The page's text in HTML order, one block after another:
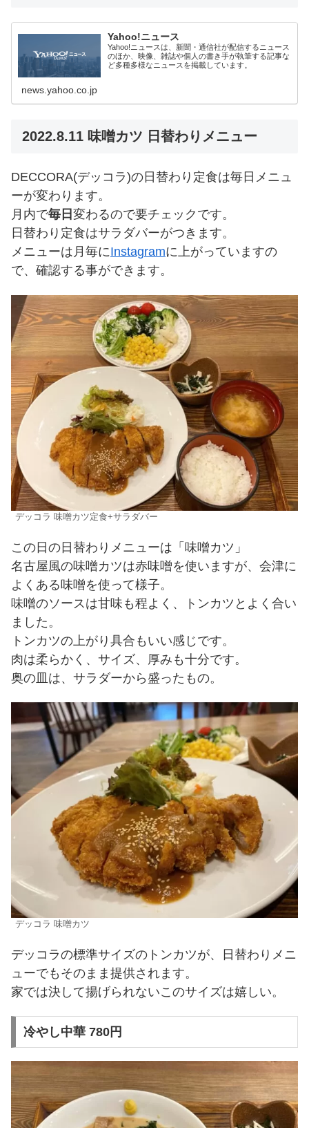
Yahoo!ニュース
Yahoo!ニュースは、新聞・通信社が配信するニュース
のほか、映像、雑誌や個人の書き手が執筆する記事な
ど多種多様なニュースを掲載しています。
news.yahoo.co.jp
2022.8.11 味噌カツ 日替わりメニュー
DECCORA(デッコラ)の日替わり定食は毎日メニュ
ーが変わります。
月内で毎日 変わるので要チェックです。
日替わり定食はサラダバーがつきます。
メニューは月毎にInstagramに上がっていますの
で、確認する事ができます。
デッコラ 味噌カツ定食+サラダバー
この日の日替わりメニューは「味噌カツ」
名古屋風の味噌カツは赤味噌を使いますが、会津に
よくある味噌を使って様子。
味噌のソースは甘味も程よく、トンカツとよく合い
ました。
トンカツの上がり具合もいい感じです。
肉は柔らかく、サイズ、厚みも十分です。
奥の皿は、サラダーから盛ったもの。
デッコラ 味噌カツ
デッコラの標準サイズのトンカツが、日替わりメニ
ューでもそのまま提供されます。
家では決して揚げられないこのサイズは嬉しい。
冷やし中華 780円